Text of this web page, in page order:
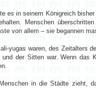
in seinem Königreich
Menschen
von allem – sie begannen
yugas waren, des Zeitalters
der Sitten war. Wenn das
in die Städte zieht,